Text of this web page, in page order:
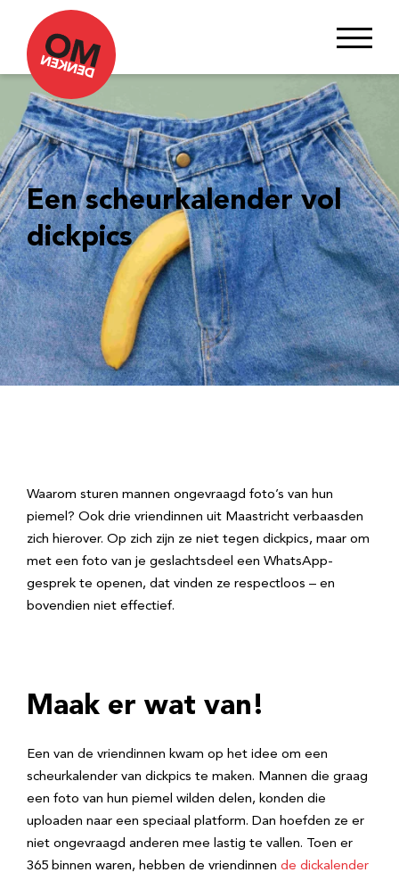
Een scheurkalender vol
dickpics
Waarom sturen mannen ongevraagd foto’s van hun
piemel? Ook drie vriendinnen uit Maastricht verbaasden
zich hierover. Op zich zijn ze niet tegen dickpics, maar om
met een foto van je geslachtsdeel een WhatsApp-
gesprek te openen, dat vinden ze respectloos – en
bovendien niet effectief.
Maak er wat van!
Een van de vriendinnen kwam op het idee om een
scheurkalender van dickpics te maken. Mannen die graag
een foto van hun piemel wilden delen, konden die
uploaden naar een speciaal platform. Dan hoefden ze er
niet ongevraagd anderen mee lastig te vallen. Toen er
365 binnen waren, hebben de vriendinnen de dickalender